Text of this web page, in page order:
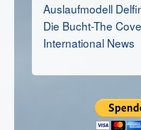
Auslaufmodell
Die Bucht-The Cove
International News